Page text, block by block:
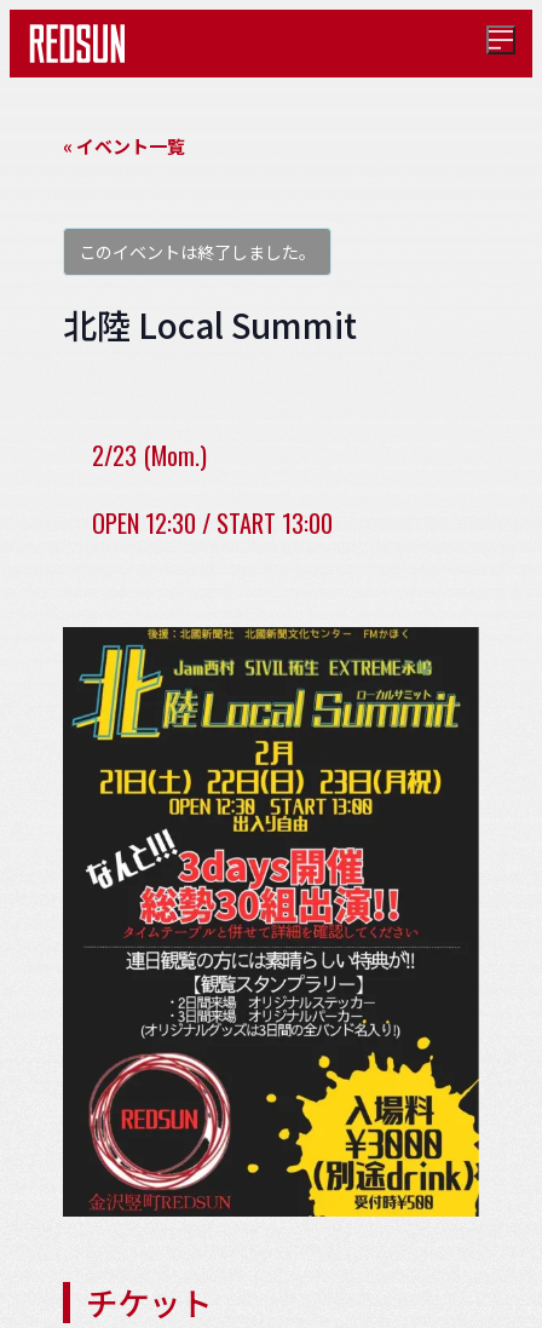
メ
« イベント一覧
このイベントは終了しました。
北陸 Local Summit
2/23 (Mom.)
OPEN 12:30 / START 13:00
チケット